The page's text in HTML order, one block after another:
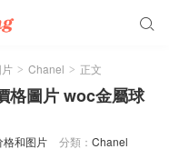

> Chanel > 正文
格圖片 woc金屬球
格和图片 分類： Chanel